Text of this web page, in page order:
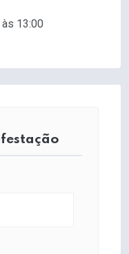
13:00